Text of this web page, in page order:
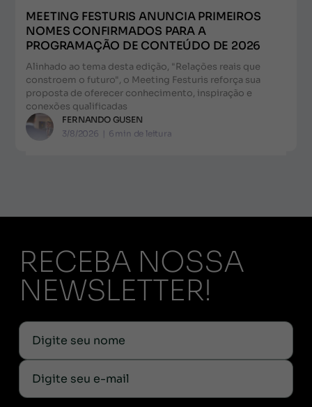
MEETING FESTURIS ANUNCIA PRIMEIROS
NOMES CONFIRMADOS PARA A
PROGRAMAÇÃO DE CONTEÚDO DE 2026
Alinhado ao tema desta edição, "Relações reais que
constroem o futuro", o Meeting Festuris reforça sua
proposta de oferecer conhecimento, inspiração e
conexões qualificadas
FERNANDO GUSEN
3/8/2026 | 6 min de leitura
RECEBA NOSSA
NEWSLETTER!